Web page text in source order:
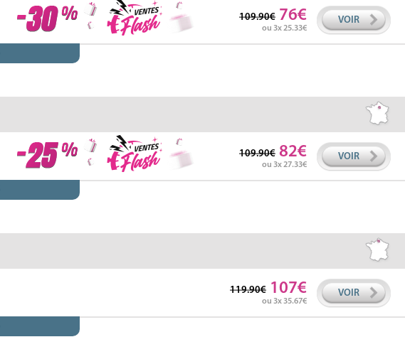
109.90 76
ou 3x 25.33
VOIR
109.90 82
ou 3x 27.33
VOIR
119.90 107
ou 3x 35.67
VOIR